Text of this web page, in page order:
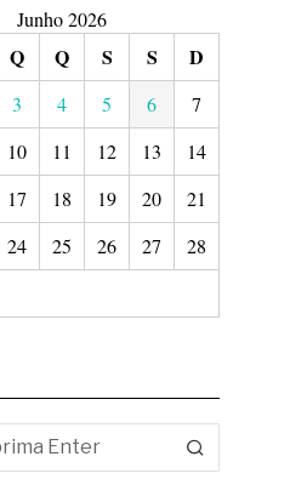
Junho 2026
Q Q S S D
3 4 5 6
7
10 11 12 13
14
17 18 19 20
21
24 25 26 27
28